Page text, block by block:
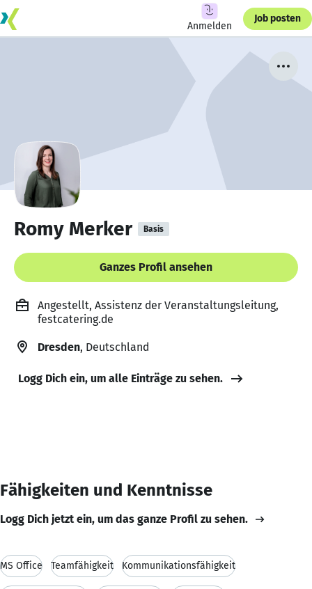
Anmelden
Job posten
Romy Merker Basis
Ganzes Profil ansehen
Angestellt, Assistenz der Veranstaltungsleitung,
festcatering.de
Dresden, Deutschland
Logg Dich ein, um alle Einträge zu sehen.
Fähigkeiten und Kenntnisse
Logg Dich jetzt ein, um das ganze Profil zu sehen.
MS Office Teamfähigkeit Kommunikationsfähigkeit